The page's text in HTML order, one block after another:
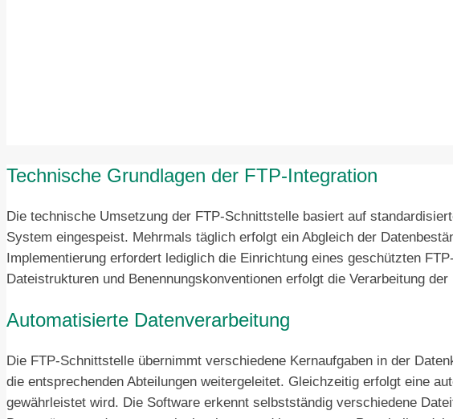
Technische Grundlagen der FTP-Integration
Die technische Umsetzung der FTP-Schnittstelle basiert auf
System eingespeist. Mehrmals täglich erfolgt ein Abgleich der
Implementierung erfordert lediglich die Einrichtung eines geschützten
Dateistrukturen und Benennungskonventionen erfolgt die Verarbeitung
Automatisierte Datenverarbeitung
Die FTP-Schnittstelle übernimmt verschiedene Kernaufgaben in der
die entsprechenden Abteilungen weitergeleitet. Gleichzeitig erfolgt eine
gewährleistet wird. Die Software erkennt selbstständig verschiedene